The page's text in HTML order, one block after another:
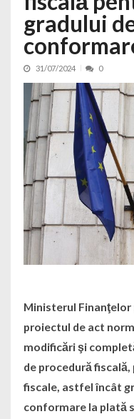
gradului
31/07/2024 0
Ministerul Finanţelor
proiectul de act
modificări şi
de procedură
fiscale, astfel încât
conformare la plată